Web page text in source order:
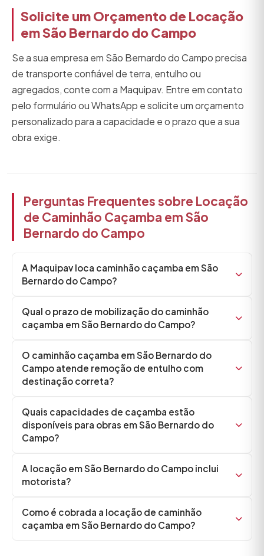
Solicite um Orçamento de Locação
em São Bernardo do Campo
Se a sua empresa em São Bernardo do Campo precisa
de transporte confiável de terra, entulho ou
agregados, conte com a Maquipav. Entre em contato
pelo formulário ou WhatsApp e solicite um orçamento
personalizado para a capacidade e o prazo que a sua
obra exige.
Perguntas Frequentes sobre Locação
de Caminhão Caçamba em São
Bernardo do Campo
A Maquipav loca caminhão caçamba em São
Bernardo do Campo?
Qual o prazo de mobilização do caminhão
caçamba em São Bernardo do Campo?
O caminhão caçamba em São Bernardo do
Campo atende remoção de entulho com
destinação correta?
Quais capacidades de caçamba estão
disponíveis para obras em São Bernardo do
Campo?
A locação em São Bernardo do Campo inclui
motorista?
Como é cobrada a locação de caminhão
caçamba em São Bernardo do Campo?